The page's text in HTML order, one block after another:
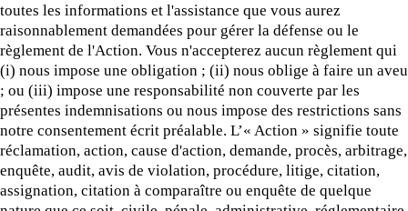
toutes les informations et l'assistance que vous aurez
raisonnablement demandées pour gérer la défense ou le
règlement de l'Action. Vous n'accepterez aucun règlement qui
(i) nous impose une obligation ; (ii) nous oblige à faire un aveu
; ou (iii) impose une responsabilité non couverte par les
présentes indemnisations ou nous impose des restrictions sans
notre consentement écrit préalable. L’« Action » signifie toute
réclamation, action, cause d'action, demande, procès, arbitrage,
enquête, audit, avis de violation, procédure, litige, citation,
assignation, citation à comparaître ou enquête de quelque